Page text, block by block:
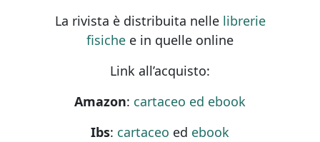
La rivista è distribuita nelle librerie
fisiche e in quelle online
Link all’acquisto:
Amazon: cartaceo ed ebook
Ibs: cartaceo ed ebook